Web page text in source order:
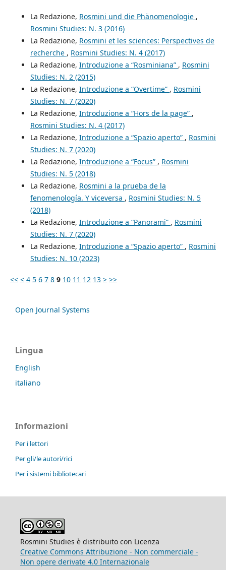
La Redazione, Rosmini und die Phänomenologie ,
Rosmini Studies: N. 3 (2016)
La Redazione, Rosmini et les sciences: Perspectives de
recherche , Rosmini Studies: N. 4 (2017)
La Redazione, Introduzione a “Rosminiana” , Rosmini
Studies: N. 2 (2015)
La Redazione, Introduzione a “Overtime” , Rosmini
Studies: N. 7 (2020)
La Redazione, Introduzione a “Hors de la page” ,
Rosmini Studies: N. 4 (2017)
La Redazione, Introduzione a “Spazio aperto” , Rosmini
Studies: N. 7 (2020)
La Redazione, Introduzione a “Focus” , Rosmini
Studies: N. 5 (2018)
La Redazione, Rosmini a la prueba de la
fenomenología. Y viceversa , Rosmini Studies: N. 5
(2018)
La Redazione, Introduzione a “Panorami” , Rosmini
Studies: N. 7 (2020)
La Redazione, Introduzione a “Spazio aperto” , Rosmini
Studies: N. 10 (2023)
<< < 4 5 6 7 8 9 10 11 12 13 > >>
Open Journal Systems
Lingua
English
italiano
Informazioni
Per i lettori
Per gli/le autori/rici
Per i sistemi bibliotecari
Rosmini Studies è distribuito con Licenza
Creative Commons Attribuzione - Non commerciale -
Non opere derivate 4.0 Internazionale